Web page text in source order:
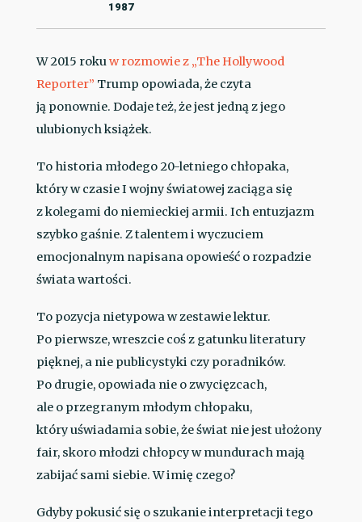
1987
W 2015 rokuw rozmowie z „The Hollywood
Reporter” Trump opowiada, że czyta
ją ponownie. Dodaje też, że jest jedną z jego
ulubionych książek.
To historia młodego 20-letniego chłopaka,
który w czasie I wojny światowej zaciąga się
z kolegami do niemieckiej armii. Ich entuzjazm
szybko gaśnie. Z talentem i wyczuciem
emocjonalnym napisana opowieść o rozpadzie
świata wartości.
To pozycja nietypowa w zestawie lektur.
Po pierwsze, wreszcie coś z gatunku literatury
pięknej, a nie publicystyki czy poradników.
Po drugie, opowiada nie o zwycięzcach,
ale o przegranym młodym chłopaku,
który uświadamia sobie, że świat nie jest ułożony
fair, skoro młodzi chłopcy w mundurach mają
zabijać sami siebie. W imię czego?
Gdyby pokusić się o szukanie interpretacji tego